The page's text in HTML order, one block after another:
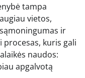
tampa
vietos,
ir
procesas, kuris gali
naudos:
apgalvotą